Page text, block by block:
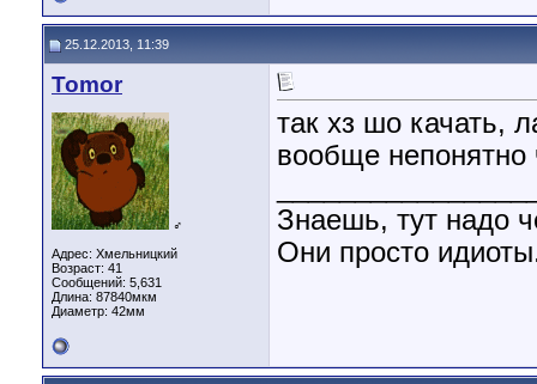
25.12.2013, 11:39
Tomor
♂
Адрес: Хмельницкий
Возраст: 41
Сообщений: 5,631
Длина: 87840мкм
Диаметр: 42мм
так хз шо качать,
вообще непонятно
Знаешь, тут надо
Они просто